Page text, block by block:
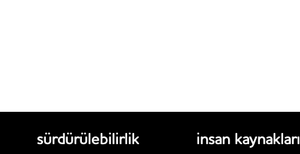
sürdürülebilirlik i̇nsan kaynakları